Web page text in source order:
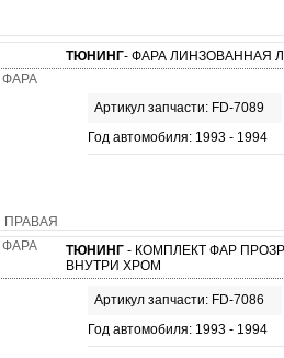
Артикул запчасти: FD-7089
Год автомобиля: 1993 - 1994
ТЮНИНГ- ФАРА ЛИНЗОВАННАЯ
Артикул запчасти: FD-7086
Год автомобиля: 1993 - 1994
ТЮНИНГ - КОМПЛЕКТ ФАР
ВНУТРИ ХРОМ